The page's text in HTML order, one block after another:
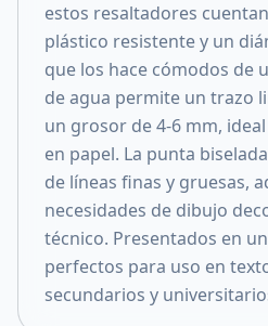
estos resaltadores
plástico resistente y un
que los hace cómodos de
de agua permite un trazo
un grosor de 4-6 mm,
en papel. La punta
de líneas finas y gruesas,
necesidades de dibujo
técnico. Presentados en
perfectos para uso en
secundarios y